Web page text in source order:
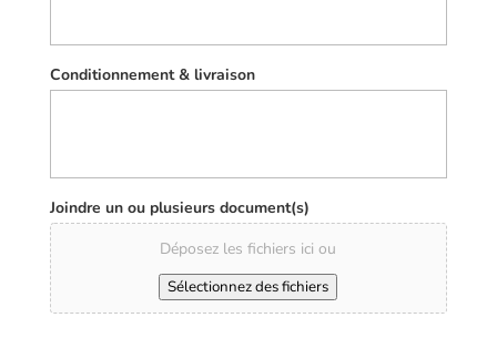
Conditionnement & livraison
Joindre un ou plusieurs document(s)
Déposez les fichiers ici ou
Sélectionnez des fichiers